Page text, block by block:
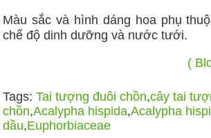
Màu sắc và hình dáng hoa phụ
chế độ dinh dưỡng và nước tưới.
(
Tags:Tai tượng đuôi chồn,cây tai
chồn,Acalypha hispida,Acalypha
dầu,Euphorbiaceae